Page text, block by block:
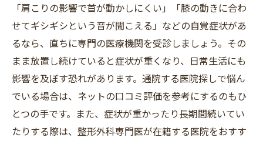
「肩こりの影響で首が動かしにくい」「膝の動きに合わ
せてギシギシという音が聞こえる」などの自覚症状があ
るなら、直ちに専門の医療機関を受診しましょう。その
まま放置し続けていると症状が重くなり、日常生活にも
影響を及ぼす恐れがあります。通院する医院探しで悩ん
でいる場合は、ネットの口コミ評価を参考にするのもひ
とつの手です。また、症状が重かったり長期間続いてい
たりする際は、整形外科専門医が在籍する医院をおすす